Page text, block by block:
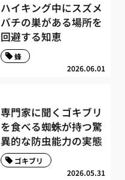
ハイキング中にスズメ
バチの巣がある場所を
回避する知恵
2026.06.01
蜂
専門家に聞くゴキブリ
を食べる蜘蛛が持つ驚
異的な防虫能力の実態
2026.05.31
ゴキブリ